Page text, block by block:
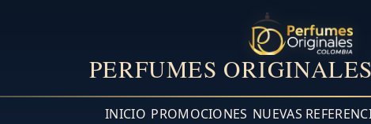
PERFUMES
INICIO PROMOCIONES NUEVAS